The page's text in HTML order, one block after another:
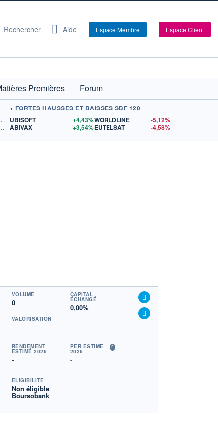
Rechercher Aide Espace Membre Espace Client
Premières
Forum
$US
+ FORTES HAUSSES ET BAISSES SBF 120
UBISOFT
+4,43%
ABIVAX
+3,54%
WORLDLINE
-5,12%
EUTELSAT
-4,58%
VOLUME
0
CAPITAL
ÉCHANGÉ
0,00%
VALORISATION
RENDEMENT
ESTIMÉ 2026
-
PER ESTIMÉ
2026
-
ÉLIGIBILITÉ
Non éligible
Boursobank